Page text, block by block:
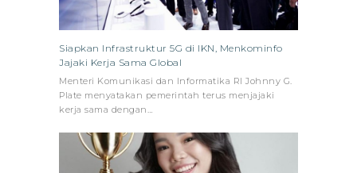
Siapkan Infrastruktur 5G di IKN, Menkominfo
Jajaki Kerja Sama Global
Menteri Komunikasi dan Informatika RI Johnny G.
Plate menyatakan pemerintah terus menjajaki
kerja sama dengan…